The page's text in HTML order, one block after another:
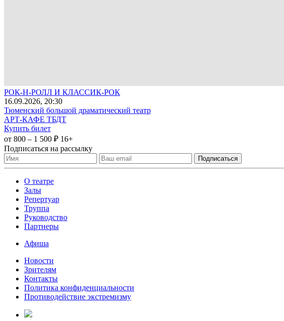
РОК-Н-РОЛЛ И КЛАССИК-РОК
16.09.2026, 20:30
Тюменский большой драматический театр
АРТ-КАФЕ ТБДТ
Купить билет
от 800 – 1 500 ₽ 16+
Подписаться на рассылку
О театре
Залы
Репертуар
Труппа
Руководство
Партнеры
Афиша
Новости
Зрителям
Контакты
Политика конфиденциальности
Противодействие экстремизму